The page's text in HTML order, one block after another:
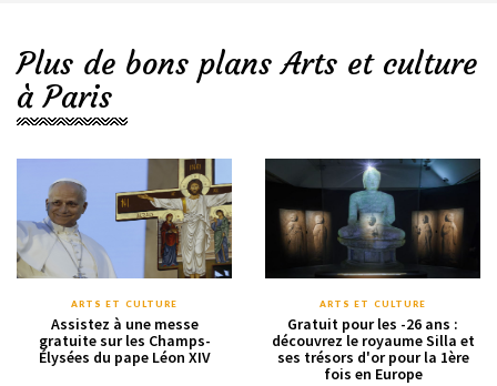
Plus de bons plans Arts et culture
à Paris
ARTS ET CULTURE
Assistez à une messe
gratuite sur les Champs-
Élysées du pape Léon XIV
ARTS ET CULTURE
Gratuit pour les -26 ans :
découvrez le royaume Silla et
ses trésors d'or pour la 1ère
fois en Europe